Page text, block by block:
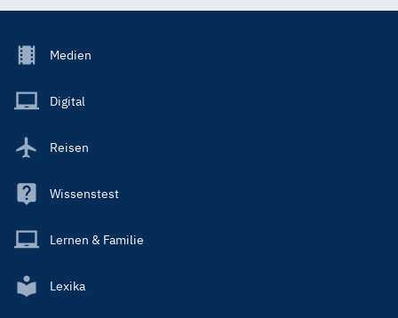
Footer
Main
Medien
Digital
Reisen
Wissenstest
Lernen & Familie
Lexika